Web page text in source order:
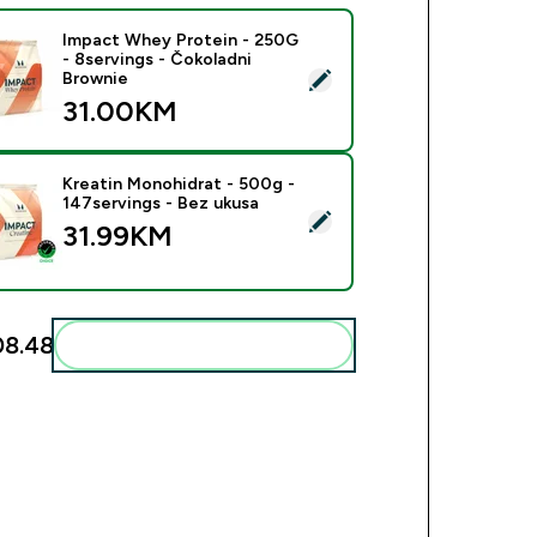
this product - Impact Whey Protein - 250G - 8servings -
Impact Whey Protein - 250G
- 8servings - Čokoladni
Brownie
31.00KM‎
this product - Kreatin Monohidrat - 500g - 147servings -
Kreatin Monohidrat - 500g -
147servings - Bez ukusa
31.99KM‎